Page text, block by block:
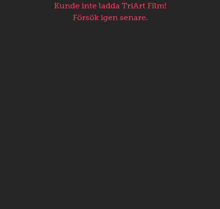
Kunde inte ladda TriArt Film!
Försök igen senare.